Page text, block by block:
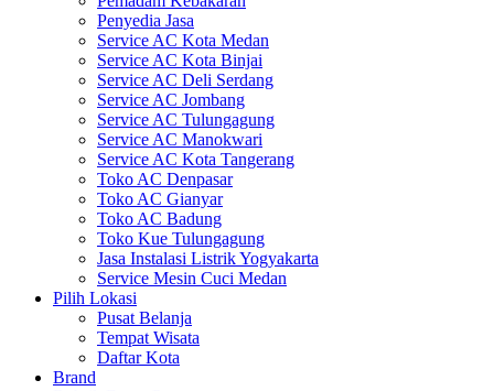
Penyedia Jasa
Service AC Kota Medan
Service AC Kota Binjai
Service AC Deli Serdang
Service AC Jombang
Service AC Tulungagung
Service AC Manokwari
Service AC Kota Tangerang
Toko AC Denpasar
Toko AC Gianyar
Toko AC Badung
Toko Kue Tulungagung
Jasa Instalasi Listrik Yogyakarta
Service Mesin Cuci Medan
Pilih Lokasi
Pusat Belanja
Tempat Wisata
Daftar Kota
Brand